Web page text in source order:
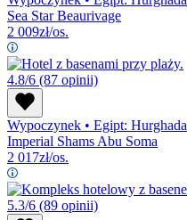
Sea Star Beaurivage
2 009zł/os.
4.8/6 (87 opinii)
Wypoczynek • Egipt: Hurghada
Imperial Shams Abu Soma
2 017zł/os.
5.3/6 (89 opinii)